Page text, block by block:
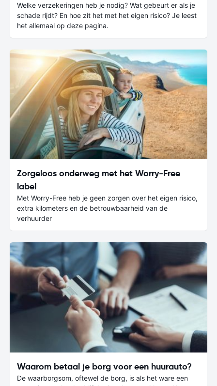
Welke verzekeringen heb je nodig? Wat gebeurt er als je
schade rijdt? En hoe zit het met het eigen risico? Je leest
het allemaal op deze pagina.
Zorgeloos onderweg met het Worry-Free
label
Met Worry-Free heb je geen zorgen over het eigen risico,
extra kilometers en de betrouwbaarheid van de
verhuurder
Waarom betaal je borg voor een huurauto?
De waarborgsom, oftewel de borg, is als het ware een